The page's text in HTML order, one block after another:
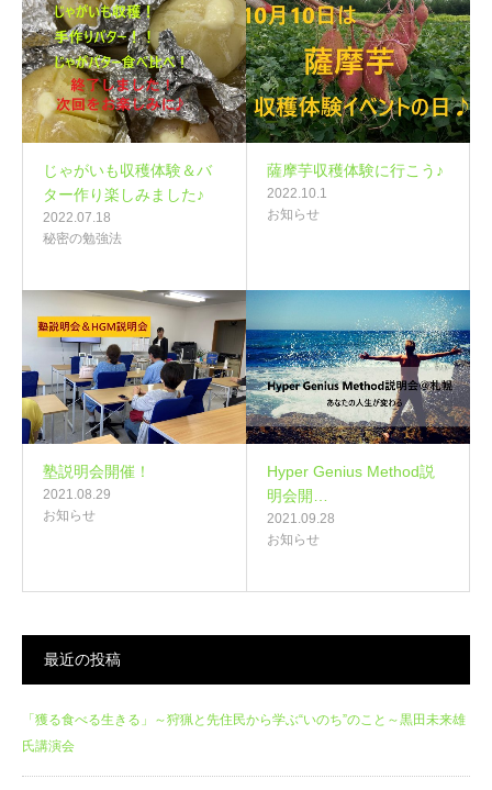
じゃがいも収穫体験＆バ
ター作り楽しみました♪
2022.07.18
秘密の勉強法
薩摩芋収穫体験に行こう♪
2022.10.1
お知らせ
塾説明会開催！
2021.08.29
お知らせ
Hyper Genius Method説
明会開…
2021.09.28
お知らせ
最近の投稿
「獲る食べる生きる」～狩猟と先住民から学ぶ“いのち”のこと～黒田未来雄
氏講演会